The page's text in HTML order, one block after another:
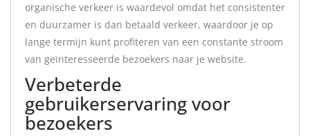
organische verkeer is waardevol omdat het consistenter
en duurzamer is dan betaald verkeer, waardoor je op
lange termijn kunt profiteren van een constante stroom
van geïnteresseerde bezoekers naar je website.
Verbeterde
gebruikerservaring voor
bezoekers